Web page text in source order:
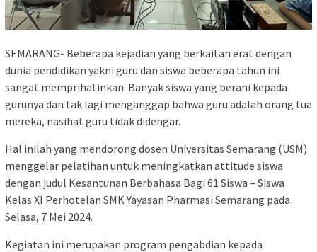
SEMARANG- Beberapa kejadian yang berkaitan erat dengan
dunia pendidikan yakni guru dan siswa beberapa tahun ini
sangat memprihatinkan. Banyak siswa yang berani kepada
gurunya dan tak lagi menganggap bahwa guru adalah orang tua
mereka, nasihat guru tidak didengar.
Hal inilah yang mendorong dosen Universitas Semarang (USM)
menggelar pelatihan untuk meningkatkan attitude siswa
dengan judul Kesantunan Berbahasa Bagi 61 Siswa – Siswa
Kelas XI Perhotelan SMK Yayasan Pharmasi Semarang pada
Selasa, 7 Mei 2024.
Kegiatan ini merupakan program pengabdian kepada